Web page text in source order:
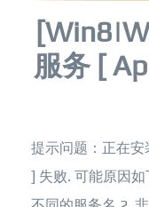
服务 [
提示问题：正在安
] 失败. 可能原因